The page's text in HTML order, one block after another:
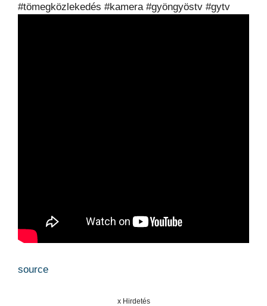
#tömegközlekedés #kamera #gyöngyöstv #gytv
source
x Hirdetés